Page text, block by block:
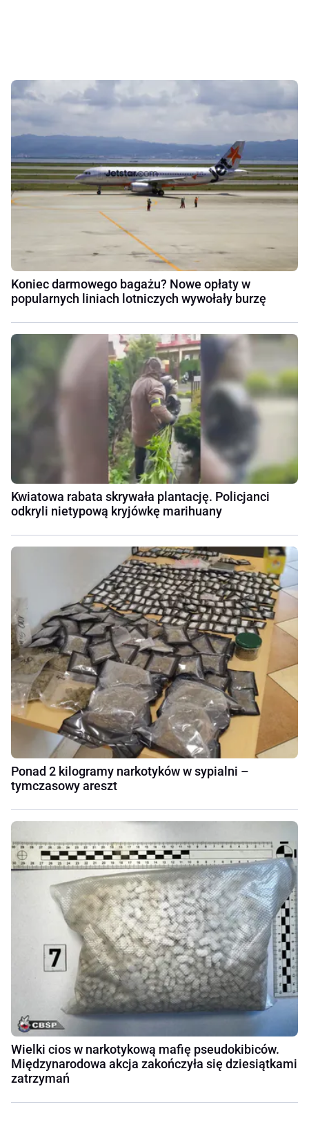
Koniec darmowego bagażu? Nowe opłaty w
popularnych liniach lotniczych wywołały burzę
Kwiatowa rabata skrywała plantację. Policjanci
odkryli nietypową kryjówkę marihuany
Ponad 2 kilogramy narkotyków w sypialni –
tymczasowy areszt
Wielki cios w narkotykową mafię pseudokibiców.
Międzynarodowa akcja zakończyła się dziesiątkami
zatrzymań